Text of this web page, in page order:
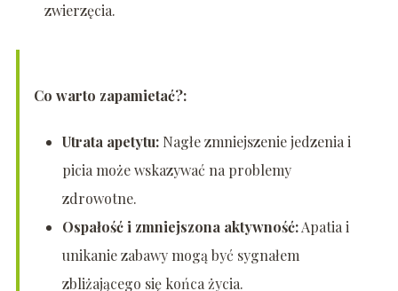
zwierzęcia.
Co warto zapamietać?:
Utrata apetytu:Nagłe zmniejszenie jedzenia i
picia może wskazywać na problemy
zdrowotne.
Ospałość i zmniejszona aktywność:Apatia i
unikanie zabawy mogą być sygnałem
zbliżającego się końca życia.